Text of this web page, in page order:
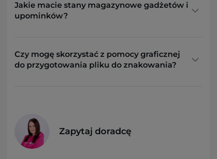
Jakie macie stany magazynowe gadżetów i
upominków?
Czy mogę skorzystać z pomocy graficznej
do przygotowania pliku do znakowania?
Zapytaj doradcę